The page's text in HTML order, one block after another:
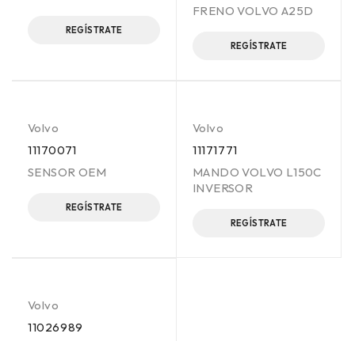
REGÍSTRATE
FRENO VOLVO A25D
REGÍSTRATE
Volvo
11170071
SENSOR OEM
REGÍSTRATE
Volvo
11171771
MANDO VOLVO L150C
INVERSOR
REGÍSTRATE
Volvo
11026989